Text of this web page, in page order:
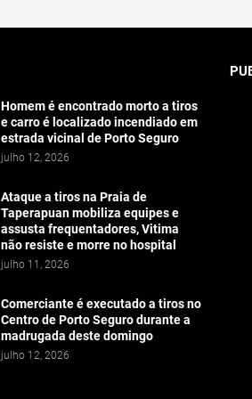
Homem é encontrado morto a tiros
e carro é localizado incendiado em
estrada vicinal de Porto Seguro
julho 12, 2026
Ataque a tiros na Praia de
Taperapuan mobiliza equipes e
assusta frequentadores, Vitima
não resiste e morre no hospital
julho 11, 2026
Comerciante é executado a tiros no
Centro de Porto Seguro durante a
madrugada deste domingo
julho 12, 2026